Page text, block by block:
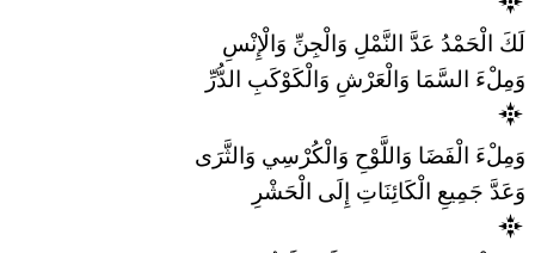
لَكَ الْحَمْدُ عَدَّ النَّمْلِ وَالْجِنِّ وَالْإِنْسِ
وَمِلْءَ السَّمَا وَالْعَرْشِ وَالْكَوْكَبِ الدُّرِّ
وَمِلْءَ الْفَضَا وَاللَّوْحِ وَالْكُرْسِي وَالثَّرَى
وَعَدَّ جَمِيعِ الْكَائِنَاتِ إِلَى الْحَشْرِ